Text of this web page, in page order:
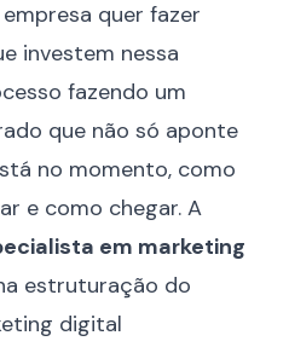
quer fazer
investem nessa
fazendo um
que não só aponte
no momento, como
e como chegar. A
em marketing
estruturação do
digital